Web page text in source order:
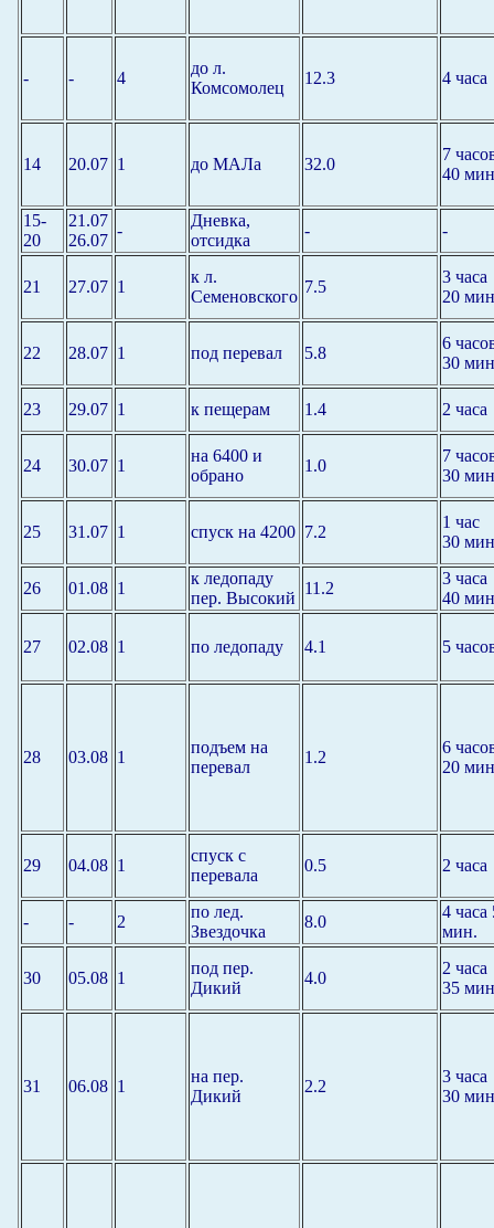
- - 4
до л.
Комсомолец
12.3 4 часа
14 20.07 1 до МАЛа 32.0
7
40
15-
20
21.07
26.07
-
Дневка,
отсидка
- -
21 27.07 1
к л.
Семеновского
7.5
3 часа
20
22 28.07 1 под перевал 5.8
6
30
23 29.07 1 к пещерам 1.4 2 часа
24 30.07 1
на 6400 и
обрано
1.0
7
30
25 31.07 1 спуск на 4200 7.2
1 час
30
26 01.08 1
к ледопаду
пер. Высокий
11.2
3 часа
40
27 02.08 1 по ледопаду 4.1 5
28 03.08 1
подъем на
перевал
1.2
6
20
29 04.08 1
спуск с
перевала
0.5 2 часа
- - 2
по лед.
Звездочка
8.0
4 часа
мин.
30 05.08 1
под пер.
Дикий
4.0
2 часа
35
31 06.08 1
на пер.
Дикий
2.2
3 часа
30